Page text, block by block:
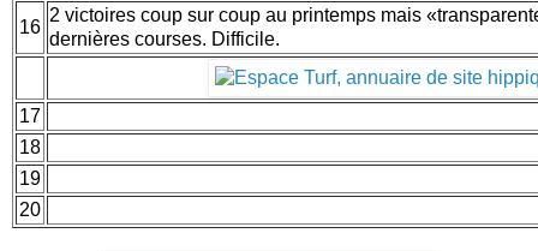
16
2 victoires coup sur coup au printemps mais
dernières courses. Difficile.
17
18
19
20